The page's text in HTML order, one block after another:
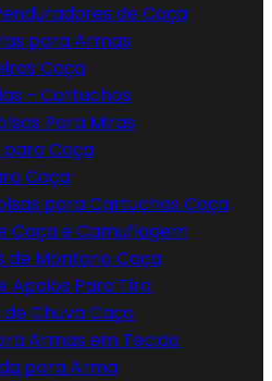
de Caça
para Armas
Caça
- Cartuchos
Para Miras
Caça
Caça
para Cartuchos Caça
Caça e Camuflagem
de Montaria Caça
Apoios Para Tiro
Chuva Caça
Armas em Tecido
para Arma